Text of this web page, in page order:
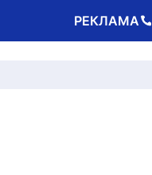
РЕКЛАМА
Телефон